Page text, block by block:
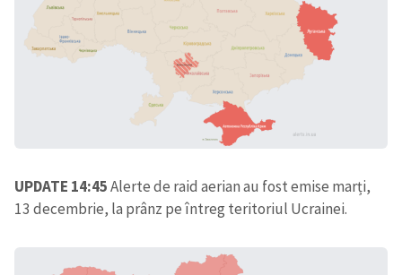
UPDATE 14:45Alerte de raid aerian au fost emise marți,
13 decembrie, la prânz pe întreg teritoriul Ucrainei.